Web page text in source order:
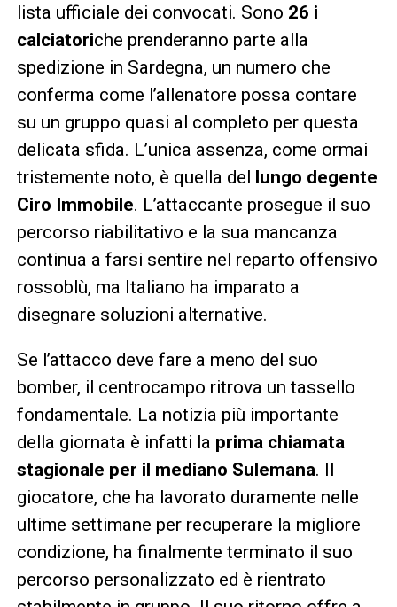
lista ufficiale dei convocati. Sono 26 i
calciatoriche prenderanno parte alla
spedizione in Sardegna, un numero che
conferma come l’allenatore possa contare
su un gruppo quasi al completo per questa
delicata sfida. L’unica assenza, come ormai
tristemente noto, è quella del lungo degente
Ciro Immobile. L’attaccante prosegue il suo
percorso riabilitativo e la sua mancanza
continua a farsi sentire nel reparto offensivo
rossoblù, ma Italiano ha imparato a
disegnare soluzioni alternative.
Se l’attacco deve fare a meno del suo
bomber, il centrocampo ritrova un tassello
fondamentale. La notizia più importante
della giornata è infatti la prima chiamata
stagionale per il mediano Sulemana. Il
giocatore, che ha lavorato duramente nelle
ultime settimane per recuperare la migliore
condizione, ha finalmente terminato il suo
percorso personalizzato ed è rientrato